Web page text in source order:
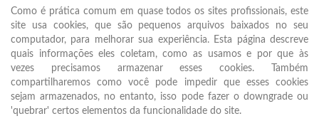
Como é prática comum em quase todos os sites profissionais, este
site usa cookies, que são pequenos arquivos baixados no seu
computador, para melhorar sua experiência. Esta página descreve
quais informações eles coletam, como as usamos e por que às
vezes precisamos armazenar esses cookies. Também
compartilharemos como você pode impedir que esses cookies
sejam armazenados, no entanto, isso pode fazer o downgrade ou
'quebrar' certos elementos da funcionalidade do site.